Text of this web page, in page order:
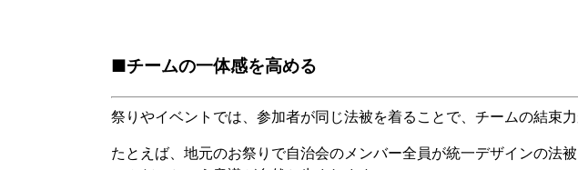
■チームの一体感を高める
祭りやイベントでは、参加者が同じ法被を着ることで、チームの結束力
たとえば、地元のお祭りで自治会のメンバー全員が統一デザインの法